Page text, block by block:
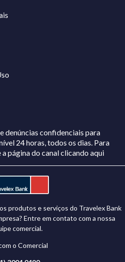
denúncias confidenciais para
24 horas, todos os dias. Para
página do canalclicando aqui
produtos e serviços do Travelex Bank
Entre em contato com a nossa
comercial.
o Comercial